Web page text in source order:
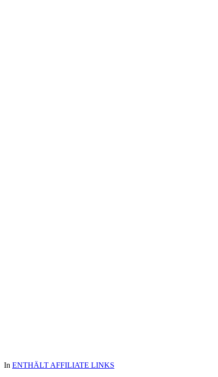
In ENTHÄLT AFFILIATE LINKS